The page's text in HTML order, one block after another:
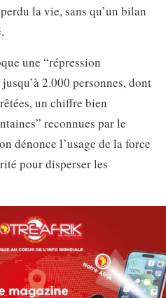
la vie, sans qu’un bilan
une “répression
2.000 personnes, dont
un chiffre bien
reconnues par le
dénonce l’usage de la force
pour disperser les